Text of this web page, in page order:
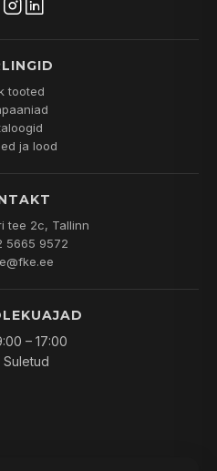
tooted
ja lood
tee 2c, Tallinn
5665 9572
– 17:00
Suletud